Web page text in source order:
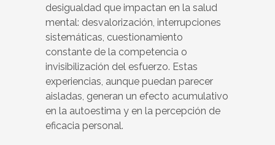
desigualdad que impactan en la salud
mental: desvalorización, interrupciones
sistemáticas, cuestionamiento
constante de la competencia o
invisibilización del esfuerzo. Estas
experiencias, aunque puedan parecer
aisladas, generan un efecto acumulativo
en la autoestima y en la percepción de
eficacia personal.